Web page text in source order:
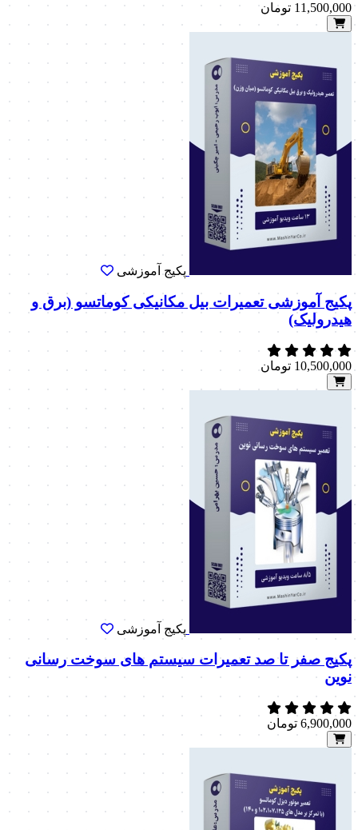
11,500,000 تومان
پکیج آموزشی
پکیج آموزشی تعمیرات بیل مکانیکی کوماتسو (برق و
هیدرولیک)
10,500,000 تومان
پکیج آموزشی
پکیج صفر تا صد تعمیرات سیستم های سوخت رسانی
نوین
6,900,000 تومان